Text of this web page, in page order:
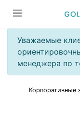
Уважаемые
менеджера по
Корпоративные